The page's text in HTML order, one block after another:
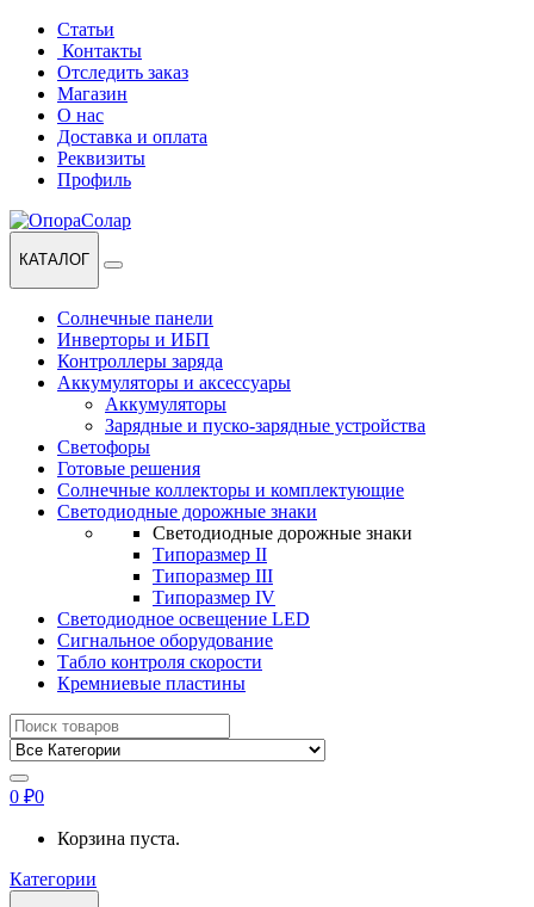
Перейти
навигации
Перейти
содержанию
Статьи
Контакты
Отследить заказ
Магазин
О нас
Доставка и оплата
Реквизиты
Профиль
КАТАЛОГ
Солнечные панели
Инверторы и ИБП
Контроллеры заряда
Аккумуляторы и аксессуары
Аккумуляторы
Зарядные и пуско-зарядные устройства
Светофоры
Готовые решения
Солнечные коллекторы и комплектующие
Светодиодные дорожные знаки
Светодиодные дорожные знаки
Типоразмер II
Типоразмер III
Типоразмер IV
Светодиодное освещение LED
Сигнальное оборудование
Табло контроля скорости
Кремниевые пластины
Найти:
0 ₽0
Корзина пуста.
Категории